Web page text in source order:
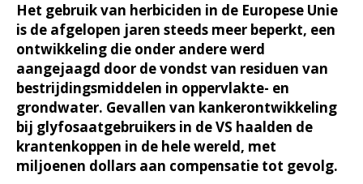
Het gebruik van herbiciden in de Europese Unie
is de afgelopen jaren steeds meer beperkt, een
ontwikkeling die onder andere werd
aangejaagd door de vondst van residuen van
bestrijdingsmiddelen in oppervlakte- en
grondwater. Gevallen van kankerontwikkeling
bij glyfosaatgebruikers in de VS haalden de
krantenkoppen in de hele wereld, met
miljoenen dollars aan compensatie tot gevolg.